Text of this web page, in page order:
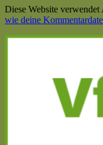
Diese Website
wie deine
Haupt-